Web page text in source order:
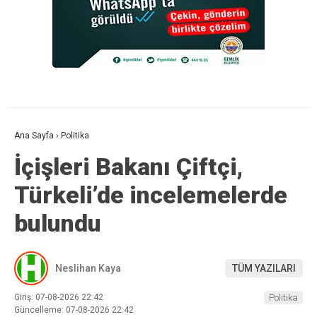
Ana Sayfa › Politika
İçişleri Bakanı Çiftçi,
Türkeli’de incelemelerde
bulundu
Neslihan Kaya TÜM YAZILARI
Giriş: 07-08-2026 22:42
Güncelleme: 07-08-2026 22:42
Politika